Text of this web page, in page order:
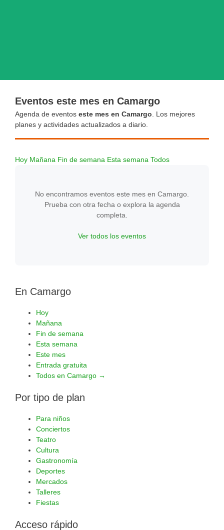
Eventos este mes en Camargo
Agenda de eventos este mes en Camargo . Los mejores
planes y actividades actualizados a diario.
Hoy Mañana Fin de semana Esta semana Todos
No encontramos eventos este mes en Camargo.
Prueba con otra fecha o explora la agenda
completa.
Ver todos los eventos
En Camargo
Hoy
Mañana
Fin de semana
Esta semana
Este mes
Entrada gratuita
Todos en Camargo →
Por tipo de plan
Para niños
Conciertos
Teatro
Cultura
Gastronomía
Deportes
Mercados
Talleres
Fiestas
Acceso rápido